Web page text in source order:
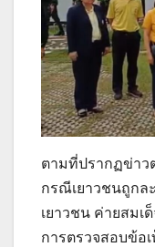
ตามที่ปรากฏข่าว
กรณีเยาวชนถูกล
เยาวชน ค่ายสมเ
การตรวจสอบข้อ